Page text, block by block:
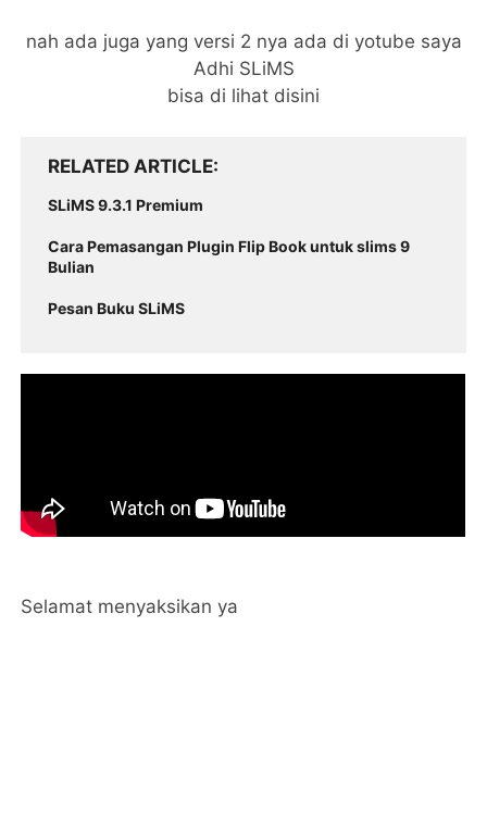
nah ada juga yang versi 2 nya ada di yotube saya
Adhi SLiMS
bisa di lihat disini
RELATED ARTICLE
SLiMS 9.3.1 Premium
Cara Pemasangan Plugin Flip Book untuk slims 9
Bulian
Pesan Buku SLiMS
Selamat menyaksikan ya